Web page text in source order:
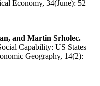
Economy, 34(June): 52–
and Martin Srholec.
Capability: US States
Geography, 14(2):